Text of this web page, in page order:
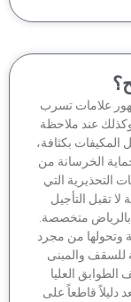
تسرب
ملاحظة
بكثافة،
من
التي
متخصصة.
من مجرد
على